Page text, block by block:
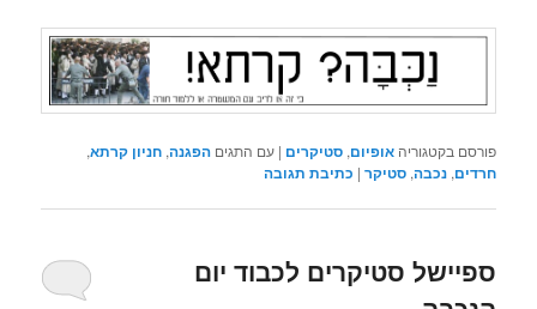
פורסם בקטגוריה אופיום,סטיקרים |עם התגים הפגנה,חניון קרתא,
חרדים,נכבה,סטיקר | כתיבת תגובה
ספיישל סטיקרים לכבוד יום